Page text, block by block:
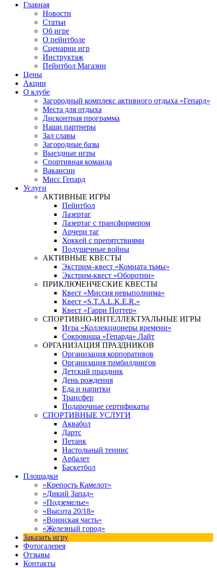
Главная
Новости
Статьи
Об игре
О пейнтболе
Сценарии игр
Инструктаж
Пейнтбол Магазин
Цены
Акции
О клубе
Загородный комплекс активного отдыха «Гепард»
Места для отдыха
Дисконтная программа
Наши партнеры
Зал славы
Загородные базы
Выездные игры
Спортивная команда
Вакансии
Мисс Гепард
Услуги
АКТИВНЫЕ ИГРЫ
Пейнтбол
Лазертаг
Лазертаг с трансформером
Арчери таг
Хоккей с препятствиями
Подушечные войны
АКТИВНЫЕ КВЕСТЫ
Экстрим–квест «Комната тьмы»
Экстрим-квест «Оборотни»
ПРИКЛЮЧЕНЧЕСКИЕ КВЕСТЫ
Квест «Миссия невыполнима»
Квест «S.T.A.L.K.E.R.»
Квест «Гарри Поттер»
СПОРТИВНО-ИНТЕЛЛЕКТУАЛЬНЫЕ ИГРЫ
Игра «Коллекционеры времени»
Сокровища «Гепарда» Лайт
ОРГАНИЗАЦИЯ ПРАЗДНИКОВ
Организация корпоративов
Организация тимбилдингов
Детский праздник
День рождения
Еда и напитки
Трансфер
Подарочные сертификаты
СПОРТИВНЫЕ УСЛУГИ
Аквабол
Дартс
Петанк
Настольный теннис
Арбалет
Баскетбол
Площадки
«Крепость Камелот»
«Дикий Запад»
«Подземелье»
«Высота 20/18»
«Воинская часть»
«Железный город»
Заказать игру
Фотогалерея
Отзывы
Контакты